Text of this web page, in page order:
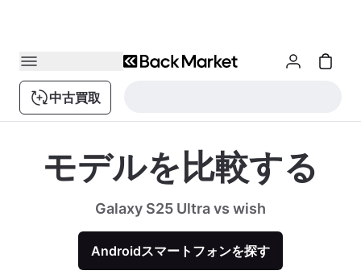
中古買取
モデルを比較する
Galaxy S25 Ultra vs wish
Androidスマートフォンを探す